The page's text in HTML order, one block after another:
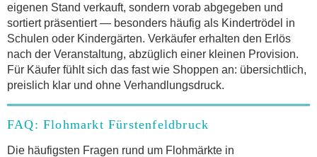
eigenen Stand verkauft, sondern vorab abgegeben und
sortiert präsentiert — besonders häufig als Kindertrödel in
Schulen oder Kindergärten. Verkäufer erhalten den Erlös
nach der Veranstaltung, abzüglich einer kleinen Provision.
Für Käufer fühlt sich das fast wie Shoppen an: übersichtlich,
preislich klar und ohne Verhandlungsdruck.
FAQ: Flohmarkt Fürstenfeldbruck
Die häufigsten Fragen rund um Flohmärkte in